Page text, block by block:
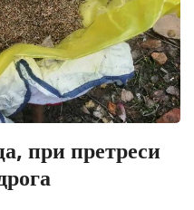
при претреси